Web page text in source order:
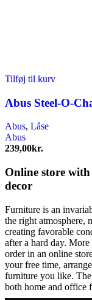
Tilføj til kurv
Abus Steel-O-
Abus, Låse
Abus
239,00kr.
Online store
decor
Furniture is an
the right atmosphere,
creating favorable
after a hard day.
order in an online
your free time,
furniture you like.
both home and office